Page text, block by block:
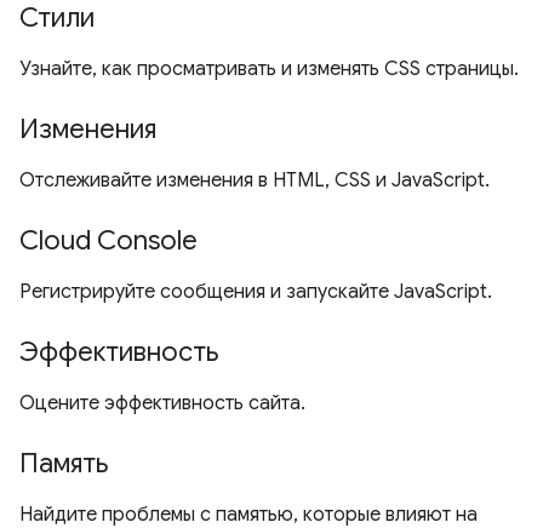
Стили
Узнайте, как просматривать и изменять CSS страницы.
Изменения
Отслеживайте изменения в HTML, CSS и JavaScript.
Cloud Console
Регистрируйте сообщения и запускайте JavaScript.
Эффективность
Оцените эффективность сайта.
Память
Найдите проблемы с памятью, которые влияют на